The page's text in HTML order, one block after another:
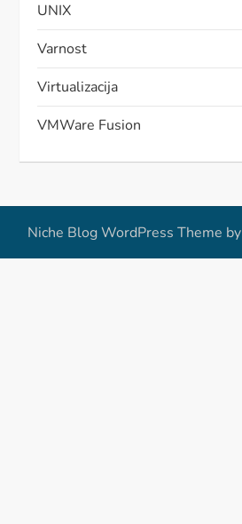
UNIX
Varnost
Virtualizacija
VMWare Fusion
Niche Blog WordPress Theme by